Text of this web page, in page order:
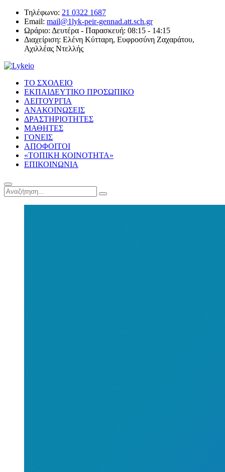
Τηλέφωνο: 21 0322 1687
Email: mail@1lyk-peir-gennad.att.sch.gr
Ωράριο: Δευτέρα - Παρασκευή: 08:15 - 14:15
Διαχείριση: Ελένη Κύτταρη, Ευφροσύνη Ζαχαράτου,
Αχιλλέας Ντελλής
ΤΟ ΣΧΟΛΕΙΟ
ΕΚΠΑΙΔΕΥΤΙΚΟ ΠΡΟΣΩΠΙΚΟ
ΛΕΙΤΟΥΡΓΙΑ
ΑΝΑΚΟΙΝΩΣΕΙΣ
ΔΡΑΣΤΗΡΙΟΤΗΤΕΣ
ΜΑΘΗΤΕΣ
ΓΟΝΕΙΣ
ΑΠΟΦΟΙΤΟΙ
«ΤΟΠΙΚΗ ΚΟΙΝΟΤΗΤΑ»
ΕΠΙΚΟΙΝΩΝΙΑ